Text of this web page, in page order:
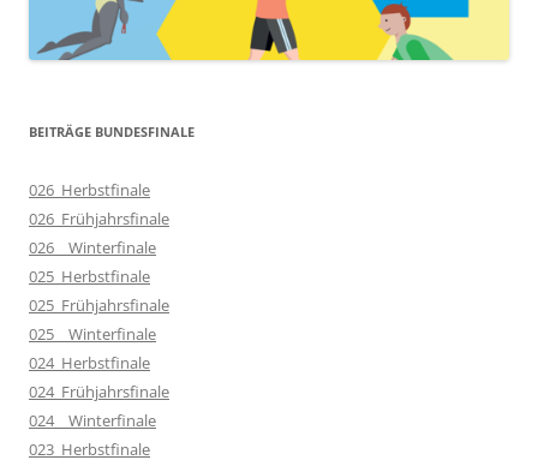
BEITRÄGE BUNDESFINALE
026_Herbstfinale
026_Frühjahrsfinale
026__Winterfinale
025_Herbstfinale
025_Frühjahrsfinale
025__Winterfinale
024_Herbstfinale
024_Frühjahrsfinale
024__Winterfinale
023_Herbstfinale